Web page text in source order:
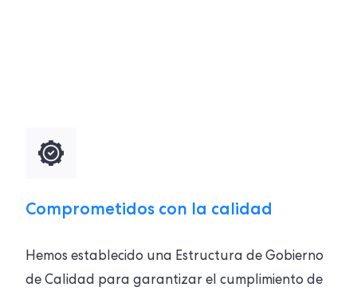
Comprometidos con la calidad
Hemos establecido una Estructura de Gobierno
de Calidad para garantizar el cumplimiento de